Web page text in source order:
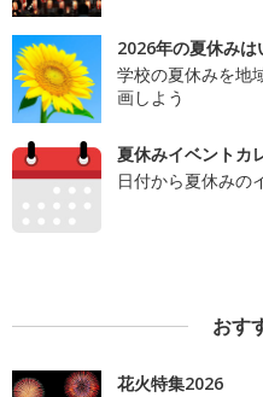
2026年の夏休みは
学校の夏休みを地
画しよう
夏休みイベントカ
日付から夏休みの
おす
花火特集2026